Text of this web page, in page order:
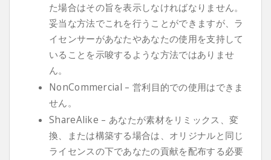
た場合はその旨を表示しなければなりません。
妥当な方法でこれを行うことができますが、ラ
イセンサーがあなたやあなたの使用を支持して
いることを示唆するような方法ではありませ
ん。
NonCommercial – 営利目的での使用はできま
せん。
ShareAlike – あなたが素材をリミックス、変
換、または構築する場合は、オリジナルと同じ
ライセンスの下であなたの貢献を配布する必要